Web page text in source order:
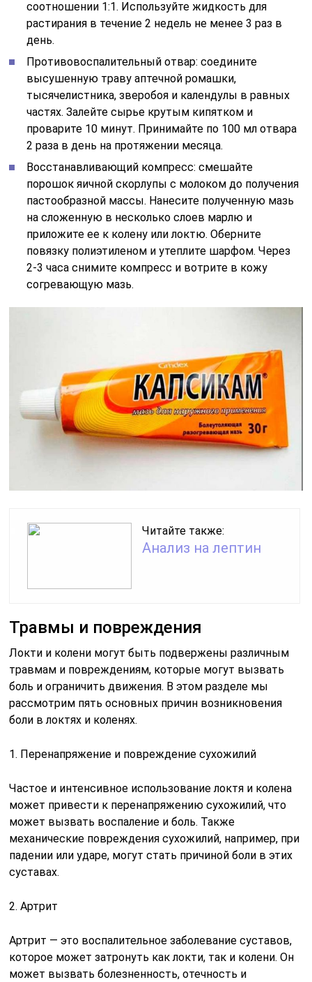
соотношении 1:1. Используйте жидкость для
растирания в течение 2 недель не менее 3 раз в
день.
Противовоспалительный отвар: соедините
высушенную траву аптечной ромашки,
тысячелистника, зверобоя и календулы в равных
частях. Залейте сырье крутым кипятком и
проварите 10 минут. Принимайте по 100 мл отвара
2 раза в день на протяжении месяца.
Восстанавливающий компресс: смешайте
порошок яичной скорлупы с молоком до получения
пастообразной массы. Нанесите полученную мазь
на сложенную в несколько слоев марлю и
приложите ее к колену или локтю. Оберните
повязку полиэтиленом и утеплите шарфом. Через
2-3 часа снимите компресс и вотрите в кожу
согревающую мазь.
Читайте также:
Анализ на лептин
Травмы и повреждения
Локти и колени могут быть подвержены различным
травмам и повреждениям, которые могут вызвать
боль и ограничить движения. В этом разделе мы
рассмотрим пять основных причин возникновения
боли в локтях и коленях.
1. Перенапряжение и повреждение сухожилий
Частое и интенсивное использование локтя и колена
может привести к перенапряжению сухожилий, что
может вызвать воспаление и боль. Также
механические повреждения сухожилий, например, при
падении или ударе, могут стать причиной боли в этих
суставах.
2. Артрит
Артрит — это воспалительное заболевание суставов,
которое может затронуть как локти, так и колени. Он
может вызвать болезненность, отечность и